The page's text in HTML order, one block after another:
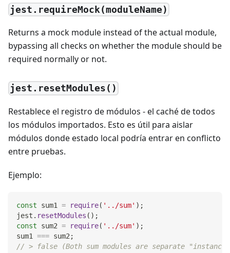
jest.requireMock(moduleName)
Returns a mock module instead of the actual module,
bypassing all checks on whether the module should be
required normally or not.
jest.resetModules()
Restablece el registro de módulos - el caché de todos
los módulos importados. Esto es útil para aislar
módulos donde estado local podría entrar en conflicto
entre pruebas.
Ejemplo:
const sum1 = require( '../sum' ) ;
jest . resetModules ( ) ;
const sum2 = require( '../sum' ) ;
sum1 === sum2 ;
// > false (Both sum modules are separate